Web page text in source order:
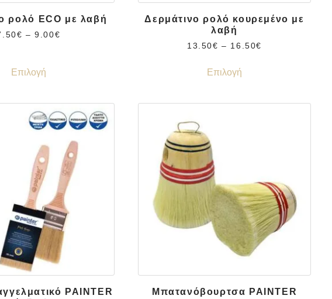
ρολό ECO με λαβή
€ – 9.00€
Επιλογή
Δερμάτινο ρολό κουρεμένο με
λαβή
13.50€ – 16.50€
Επιλογή
PAINTER
Μπατανόβουρτσα PAINTER